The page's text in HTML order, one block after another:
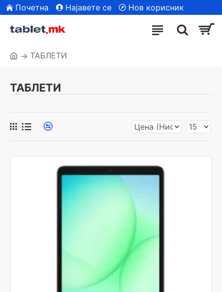
Почетна Најавете се
Нов корисник
ТАБЛЕТИ
ТАБЛЕТИ